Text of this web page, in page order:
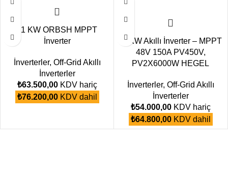
11 KW ORBSH MPPT
İnverter
İnverterler, Off-Grid Akıllı
İnverterler
₺63.500,00KDV hariç
₺76.200,00KDV dahil
12KW Akıllı İnverter – MPPT
48V 150A PV450V,
PV2X6000W HEGEL
İnverterler, Off-Grid Akıllı
İnverterler
₺54.000,00KDV hariç
₺64.800,00KDV dahil